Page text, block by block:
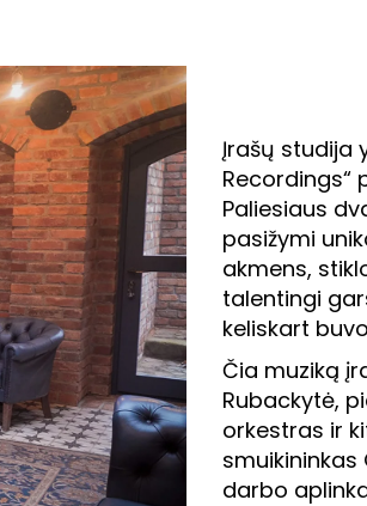
Įrašų studija
Recordings“
Paliesiaus
pasižymi
akmens,
talentingi
keliskart
Čia muziką
Rubackytė,
orkestras ir
darbo